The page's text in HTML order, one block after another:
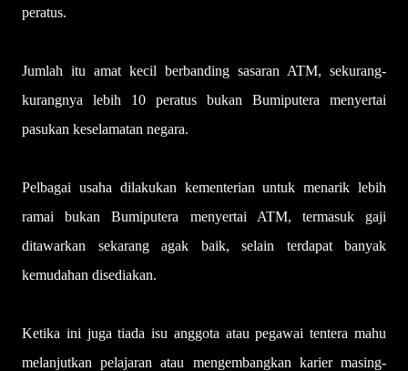
peratus.
Jumlah itu amat kecil berbanding sasaran ATM, sekurang-
kurangnya lebih 10 peratus bukan Bumiputera menyertai
pasukan keselamatan negara.
Pelbagai usaha dilakukan kementerian untuk menarik lebih
ramai bukan Bumiputera menyertai ATM, termasuk gaji
ditawarkan sekarang agak baik, selain terdapat banyak
kemudahan disediakan.
Ketika ini juga tiada isu anggota atau pegawai tentera mahu
melanjutkan pelajaran atau mengembangkan karier masing-